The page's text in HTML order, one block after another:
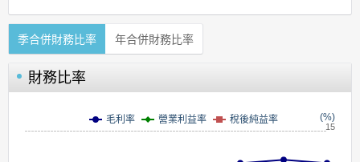
季合併財務比率 年合併財務比率
財務比率
(%)
毛利率 營業利益率 稅後純益率
15